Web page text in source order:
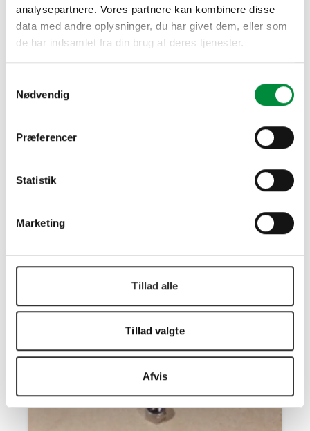
analysepartnere. Vores partnere kan kombinere disse
data med andre oplysninger, du har givet dem, eller som
de har indsamlet fra din brug af deres tjenester.
Nødvendig
Præferencer
Statistik
Marketing
Tillad alle
Tillad valgte
Afvis
GALVANISEREDE RØR
PULLERT
DOWNLOAD
sammenhænge.